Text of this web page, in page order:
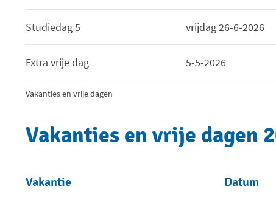
Vakanties en vrije dagen
Studiedag 5 vrijdag 26-6-2026
Extra vrije dag 5-5-2026
Vakanties en vrije dagen
Vakantie Datum